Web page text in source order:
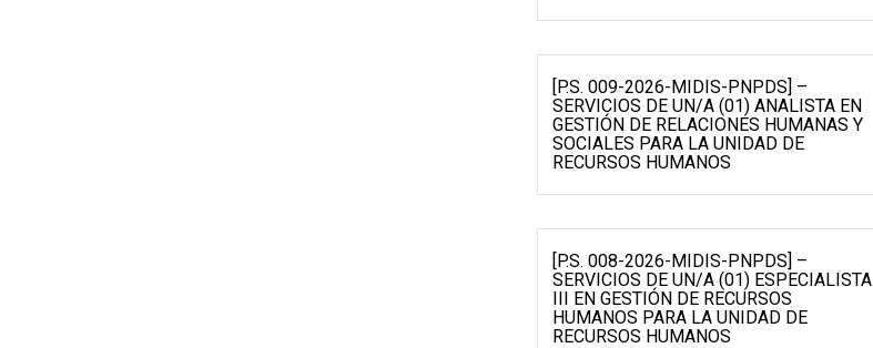
[P.S. 009-2026-MIDIS-PNPDS] –
SERVICIOS DE UN/A (01) ANALISTA EN
GESTIÓN DE RELACIONES HUMANAS Y
SOCIALES PARA LA UNIDAD DE
RECURSOS HUMANOS
[P.S. 008-2026-MIDIS-PNPDS] –
SERVICIOS DE UN/A (01) ESPECIALISTA
III EN GESTIÓN DE RECURSOS
HUMANOS PARA LA UNIDAD DE
RECURSOS HUMANOS